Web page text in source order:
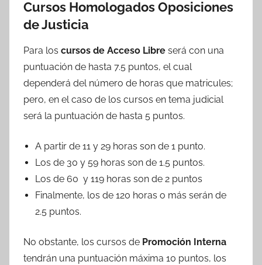
Cursos Homologados Oposiciones
de Justicia
Para los cursos de Acceso Libre será con una
puntuación de hasta 7.5 puntos, el cual
dependerá del número de horas que matricules;
pero, en el caso de los cursos en tema judicial
será la puntuación de hasta 5 puntos.
A partir de 11 y 29 horas son de 1 punto.
Los de 30 y 59 horas son de 1.5 puntos.
Los de 60 y 119 horas son de 2 puntos
Finalmente, los de 120 horas o más serán de
2.5 puntos.
No obstante, los cursos de Promoción Interna
tendrán una puntuación máxima 10 puntos, los